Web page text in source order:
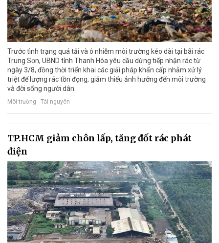
Trước tình trạng quá tải và ô nhiễm môi trường kéo dài tại bãi rác
Trung Sơn, UBND tỉnh Thanh Hóa yêu cầu dừng tiếp nhận rác từ
ngày 3/8, đồng thời triển khai các giải pháp khẩn cấp nhằm xử lý
triệt để lượng rác tồn đọng, giảm thiểu ảnh hưởng đến môi trường
và đời sống người dân.
Môi trường - Tài nguyên
TP.HCM giảm chôn lấp, tăng đốt rác phát
điện